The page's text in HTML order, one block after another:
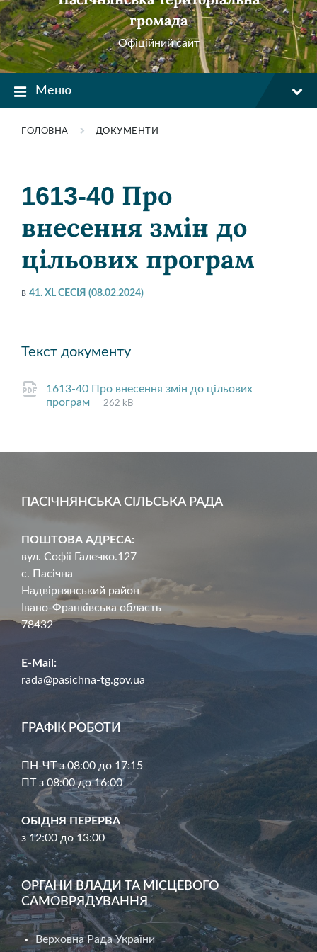
громада
Офіційний сайт
Меню
ГОЛОВНА ДОКУМЕНТИ
1613-40 Про
внесення змін до
цільових програм
в 41. XL СЕСІЯ (08.02.2024)
Текст документу
1613-40 Про внесення змін до цільових
програм
File
pdf
File
262 kB
ПАСІЧНЯНСЬКА СІЛЬСЬКА РАДА
ПОШТОВА АДРЕСА:
вул. Софії Галечко.127
с. Пасічна
Надвірнянський район
Івано-Франківська область
78432
E-Mail:
rada@pasichna-tg.gov.ua
ГРАФІК РОБОТИ
ПН-ЧТ з 08:00 до 17:15
ПТ з 08:00 до 16:00
ОБІДНЯ ПЕРЕРВА
з 12:00 до 13:00
ОРГАНИ ВЛАДИ ТА МІСЦЕВОГО
САМОВРЯДУВАННЯ
Верховна Рада України